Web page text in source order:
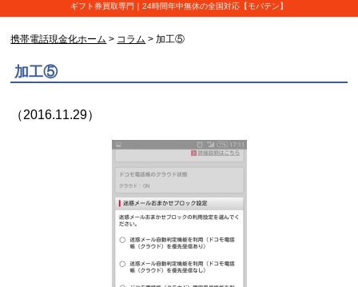
ギフト券買取専門｜24時間年中無休の全国対応【モバテン】
携帯電話現金化ホーム > コラム > 加工⑤
加工⑤
（2016.11.29）